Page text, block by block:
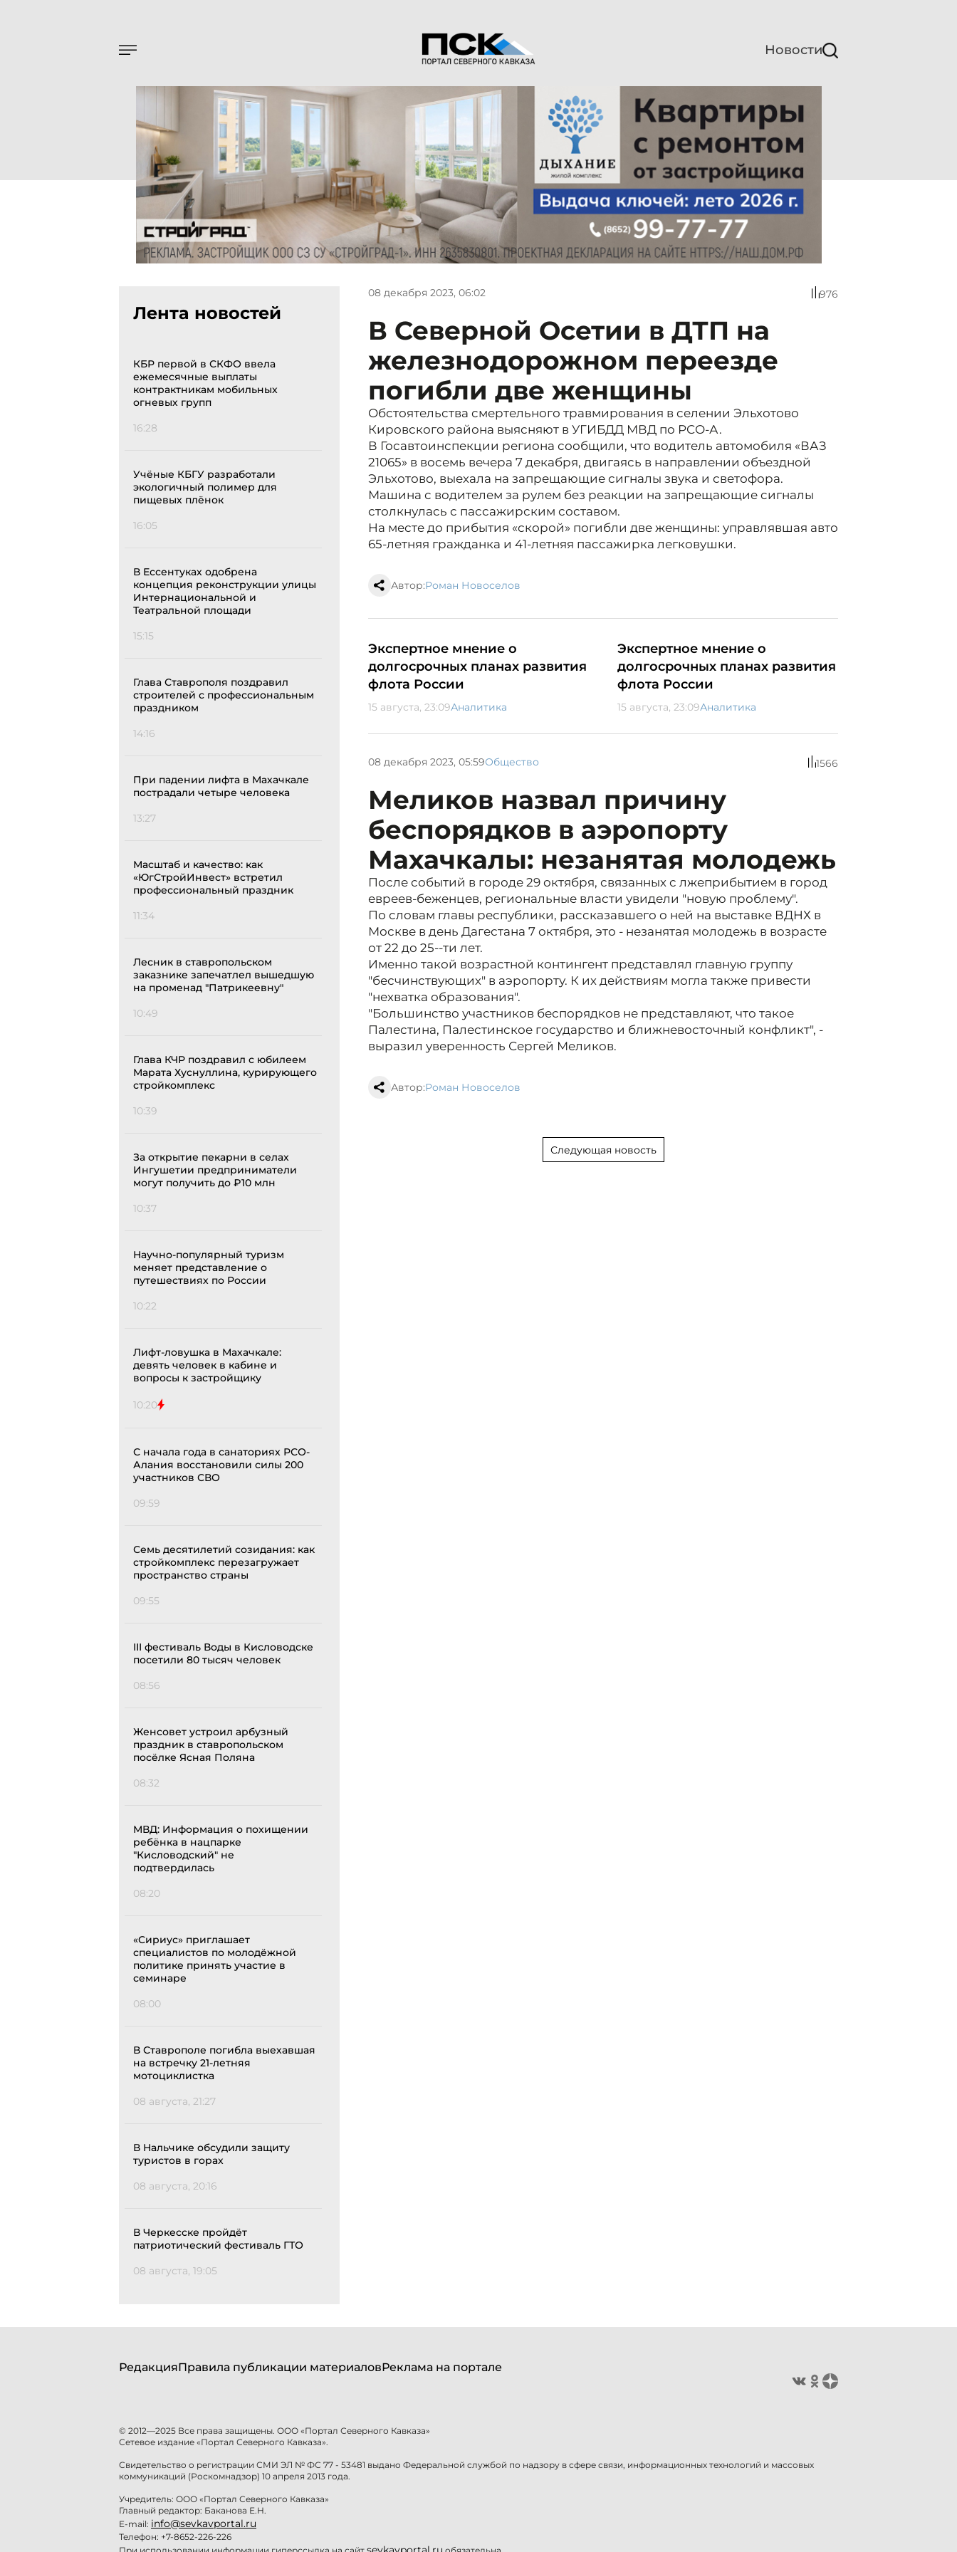
Новости
Лента новостей
КБР первой в СКФО ввела
ежемесячные выплаты
контрактникам мобильных
огневых групп
16:28
Учёные КБГУ разработали
экологичный полимер для
пищевых плёнок
16:05
В Ессентуках одобрена
концепция реконструкции улицы
Интернациональной и
Театральной площади
15:15
Глава Ставрополя поздравил
строителей с профессиональным
праздником
14:16
При падении лифта в Махачкале
пострадали четыре человека
13:27
Масштаб и качество: как
«ЮгСтройИнвест» встретил
профессиональный праздник
11:34
Лесник в ставропольском
заказнике запечатлел вышедшую
на променад "Патрикеевну"
10:49
Глава КЧР поздравил с юбилеем
Марата Хуснуллина, курирующего
стройкомплекс
10:39
За открытие пекарни в селах
Ингушетии предприниматели
могут получить до ₽10 млн
10:37
Научно-популярный туризм
меняет представление о
путешествиях по России
10:22
Лифт-ловушка в Махачкале:
девять человек в кабине и
вопросы к застройщику
10:20
С начала года в санаториях РСО-
Алания восстановили силы 200
участников СВО
09:59
Семь десятилетий созидания: как
стройкомплекс перезагружает
пространство страны
09:55
III фестиваль Воды в Кисловодске
посетили 80 тысяч человек
08:56
Женсовет устроил арбузный
праздник в ставропольском
посёлке Ясная Поляна
08:32
МВД: Информация о похищении
ребёнка в нацпарке
"Кисловодский" не
подтвердилась
08:20
«Сириус» приглашает
специалистов по молодёжной
политике принять участие в
семинаре
08:00
В Ставрополе погибла выехавшая
на встречку 21-летняя
мотоциклистка
08 августа, 21:27
В Нальчике обсудили защиту
туристов в горах
08 августа, 20:16
В Черкесске пройдёт
патриотический фестиваль ГТО
08 августа, 19:05
08 декабря 2023, 06:02 976
В Северной Осетии в ДТП на
железнодорожном переезде
погибли две женщины
Обстоятельства смертельного травмирования в селении Эльхотово
Кировского района выясняют в УГИБДД МВД по РСО-А.
В Госавтоинспекции региона сообщили, что водитель автомобиля «ВАЗ
21065» в восемь вечера 7 декабря, двигаясь в направлении объездной
Эльхотово, выехала на запрещающие сигналы звука и светофора.
Машина с водителем за рулем без реакции на запрещающие сигналы
столкнулась с пассажирским составом.
На месте до прибытия «скорой» погибли две женщины: управлявшая авто
65-летняя гражданка и 41-летняя пассажирка легковушки.
Автор:Роман Новоселов
Экспертное мнение о
долгосрочных планах развития
флота России
15 августа, 23:09Аналитика
Экспертное мнение о
долгосрочных планах развития
флота России
15 августа, 23:09Аналитика
08 декабря 2023, 05:59Общество 1566
Меликов назвал причину
беспорядков в аэропорту
Махачкалы: незанятая молодежь
После событий в городе 29 октября, связанных с лжеприбытием в город
евреев-беженцев, региональные власти увидели "новую проблему".
По словам главы республики, рассказавшего о ней на выставке ВДНХ в
Москве в день Дагестана 7 октября, это - незанятая молодежь в возрасте
от 22 до 25--ти лет.
Именно такой возрастной контингент представлял главную группу
"бесчинствующих" в аэропорту. К их действиям могла также привести
"нехватка образования".
"Большинство участников беспорядков не представляют, что такое
Палестина, Палестинское государство и ближневосточный конфликт", -
выразил уверенность Сергей Меликов.
Автор:Роман Новоселов
Следующая новость
РедакцияПравила публикации материаловРеклама на портале
© 2012—2025 Все права защищены. ООО «Портал Северного Кавказа»
Сетевое издание «Портал Северного Кавказа».
Свидетельство о регистрации СМИ ЭЛ № ФС 77 - 53481 выдано Федеральной службой по надзору в сфере связи, информационных технологий и массовых
коммуникаций (Роскомнадзор) 10 апреля 2013 года.
Учредитель: ООО «Портал Северного Кавказа»
Главный редактор: Баканова Е.Н.
E-mail: info@sevkavportal.ru
Телефон: +7-8652-226-226